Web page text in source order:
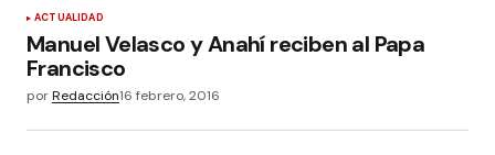
ACTUALIDAD
Manuel Velasco y Anahí reciben al Papa
Francisco
porRedacción16 febrero, 2016